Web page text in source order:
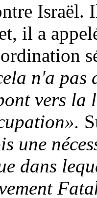
Israël.
il a
n'a pas
vers
une
dans